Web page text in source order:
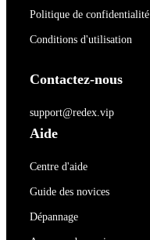
Politique de confidentialité
Conditions d'utilisation
Contactez-nous
support@redex.vip
Aide
Centre d'aide
Guide des novices
Dépannage